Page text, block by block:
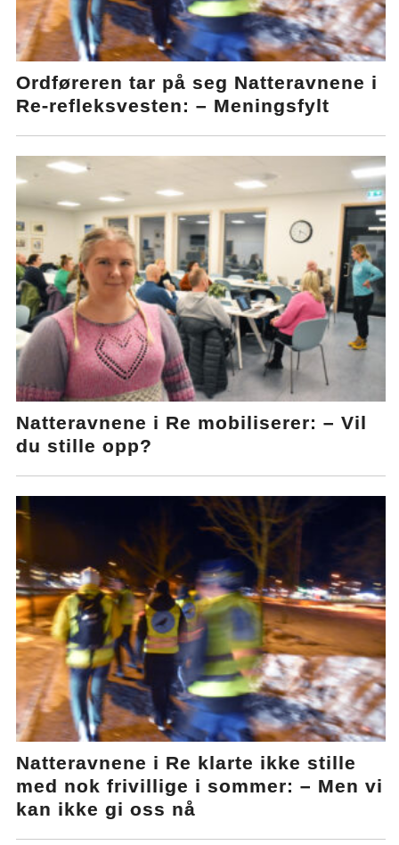
Ordføreren tar på seg Natteravnene i
Re-refleksvesten: – Meningsfylt
Natteravnene i Re mobiliserer: – Vil
du stille opp?
Natteravnene i Re klarte ikke stille
med nok frivillige i sommer: – Men vi
kan ikke gi oss nå